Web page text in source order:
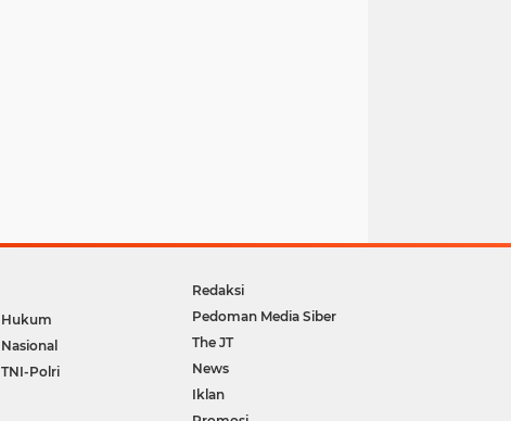
Hukum
Nasional
TNI-Polri
Redaksi
Pedoman Media Siber
The JT
News
Iklan